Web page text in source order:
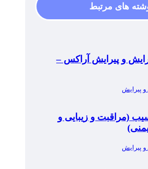
های مرتبط
و پیرایش آراکس –
پیرایش
(مراقبت و زیبایی و
پیرایش